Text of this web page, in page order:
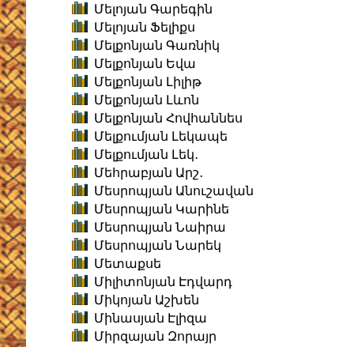
Մելոյան Գարեգին
Մելոյան Ֆելիքս
Մելքոնյան Գառնիկ
Մելքոնյան Եվա
Մելքոնյան Լիլիթ
Մելքոնյան Լևոն
Մելքոնյան Հովհաննես
Մելքումյան Լեկապե
Մելքումյան Լեկ․
Մեհրաբյան Արշ․
Մեսրոպյան Անուշավան
Մեսրոպյան Կարինե
Մեսրոպյան Նաիրա
Մեսրոպյան Նարեկ
Մետաքսե
Միլիտոնյան Էդվարդ
Միկոյան Աշխեն
Մինասյան Էլիզա
Միրզայան Զորայր